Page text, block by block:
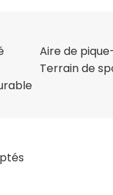
Aire de
Terrain de